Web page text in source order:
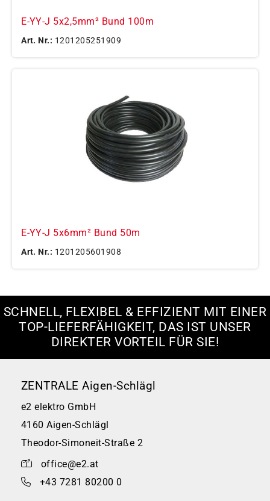
E-YY-J 5x2,5mm² Bund 100m
Art. Nr.: 1201205251909
E-YY-J 5x6mm² Bund 50m
Art. Nr.: 1201205601908
SCHNELL, FLEXIBEL & EFFIZIENT MIT EINER
TOP-LIEFERFÄHIGKEIT, DAS IST UNSER
DIREKTER VORTEIL FÜR SIE!
ZENTRALE Aigen-Schlägl
e2 elektro GmbH
4160 Aigen-Schlägl
Theodor-Simoneit-Straße 2
office@e2.at
+43 7281 80200 0